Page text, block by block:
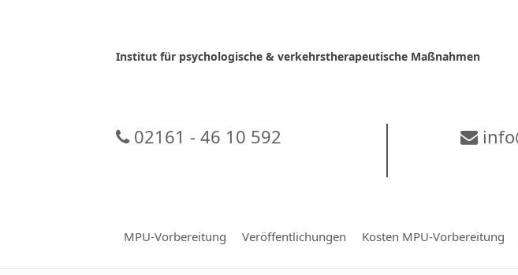
Institut für psychologische & verkehrstherapeutische Maßnahmen
02161 - 46 10 592
MPU-Vorbereitung Veröffentlichungen Kosten MPU-Vorbereitung